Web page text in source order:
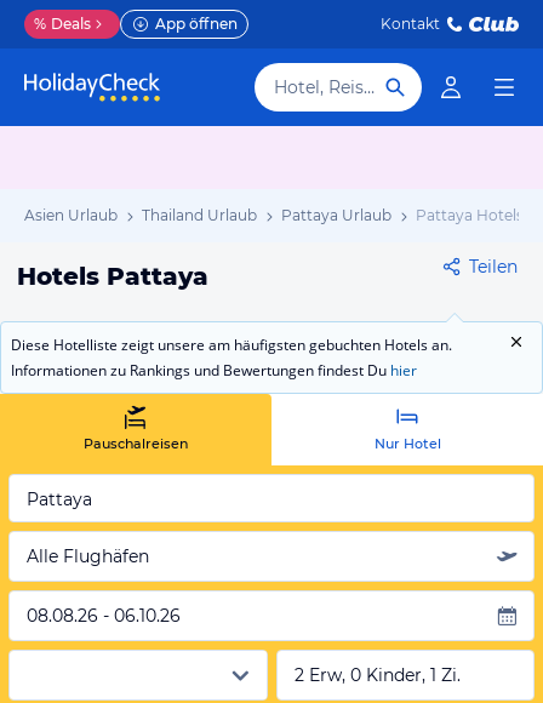
% Deals App öffnen Kontakt
Hotel, Reiseziel
Asien Urlaub Thailand Urlaub Pattaya Urlaub Pattaya Hotels
Hotels Pattaya Teilen
Diese Hotelliste zeigt unsere am häufigsten gebuchten Hotels an.
Informationen zu Rankings und Bewertungen findest Du hier
Pauschalreisen Nur Hotel
Pattaya
Alle Flughäfen
08.08.26 - 06.10.26
2 Erw, 0 Kinder, 1 Zi.